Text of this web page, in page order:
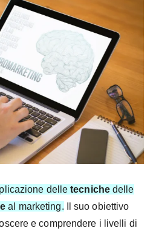
delletecnichedelle
al marketing. Il suo obiettivo
e comprendere i livelli di